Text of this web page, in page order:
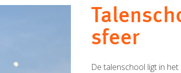
sfeer
De talenschool ligt in